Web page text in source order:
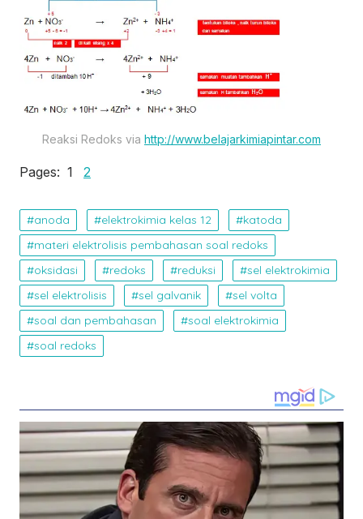
Reaksi Redoks via http://www.belajarkimiapintar.com
Pages: 1 2
anoda elektrokimia kelas 12
katoda
materi elektrolisis pembahasan soal redoks
oksidasi
redoks reduksi
sel elektrokimia
sel elektrolisis
sel galvanik
sel volta
soal dan pembahasan
soal elektrokimia
soal redoks